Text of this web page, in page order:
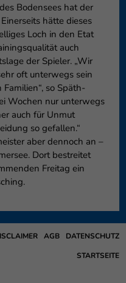
Bodensees hat der
hätte dieses
Loch in den Etat
auch
der Spieler. „Wir
oft unterwegs sein
so Späth-
Wochen nur unterwegs
auch für Unmut
so gefallen.“
aber dennoch an –
Dort bestreitet
Freitag ein
DATENSCHUTZ
AGB
STARTSEITE